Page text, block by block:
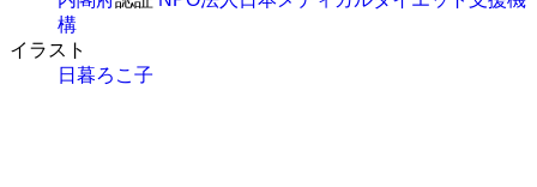
構
イラスト
日暮ろこ子